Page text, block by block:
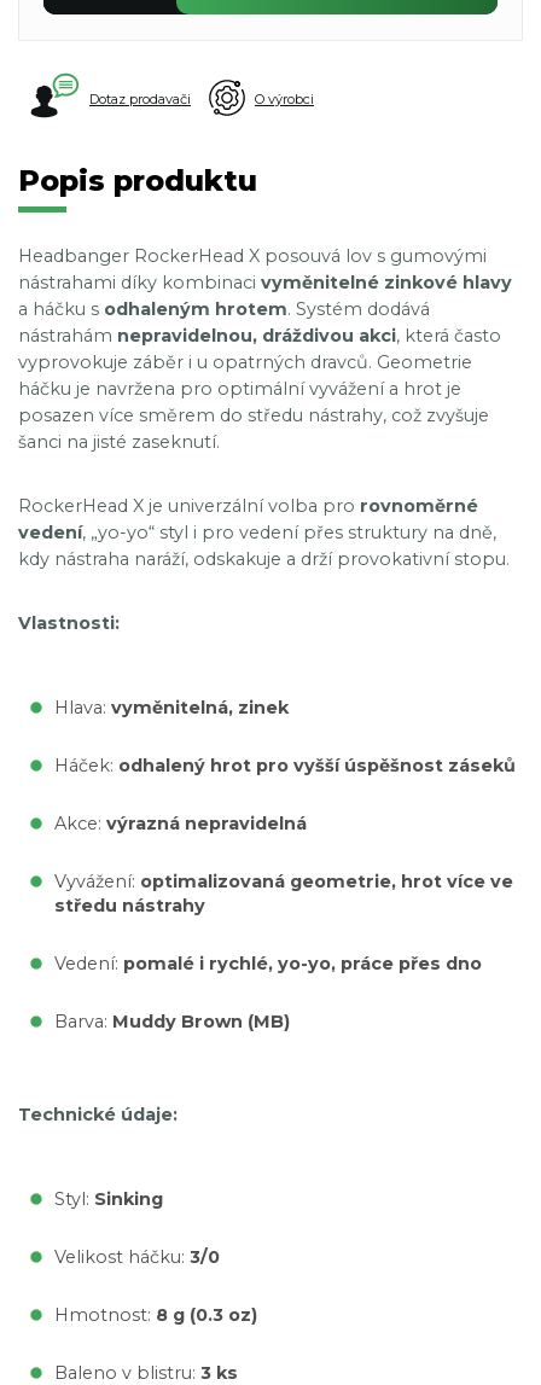
Dotaz prodavači O výrobci
Popis produktu
Headbanger RockerHead X posouvá lov s gumovými
nástrahami díky kombinaci vyměnitelné zinkové hlavy
a háčku s odhaleným hrotem. Systém dodává
nástrahám nepravidelnou, dráždivou akci, která často
vyprovokuje záběr i u opatrných dravců. Geometrie
háčku je navržena pro optimální vyvážení a hrot je
posazen více směrem do středu nástrahy, což zvyšuje
šanci na jisté zaseknutí.
RockerHead X je univerzální volba pro rovnoměrné
vedení, „yo-yo“ styl i pro vedení přes struktury na dně,
kdy nástraha naráží, odskakuje a drží provokativní stopu.
Vlastnosti:
Hlava: vyměnitelná, zinek
Háček: odhalený hrot pro vyšší úspěšnost záseků
Akce: výrazná nepravidelná
Vyvážení: optimalizovaná geometrie, hrot více ve
středu nástrahy
Vedení: pomalé i rychlé, yo-yo, práce přes dno
Barva: Muddy Brown (MB)
Technické údaje:
Styl: Sinking
Velikost háčku: 3/0
Hmotnost: 8 g (0.3 oz)
Baleno v blistru: 3 ks